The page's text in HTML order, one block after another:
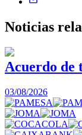
Noticias
Acuerdo de
03/08/2026